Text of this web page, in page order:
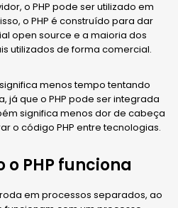
o PHP pode ser utilizado em
o PHP é construído para dar
open source e a maioria dos
utilizados de forma comercial.
menos tempo tentando
já que o PHP pode ser integrada
significa menos dor de cabeça
o código PHP entre tecnologias.
o PHP funciona
em processos separados, ao